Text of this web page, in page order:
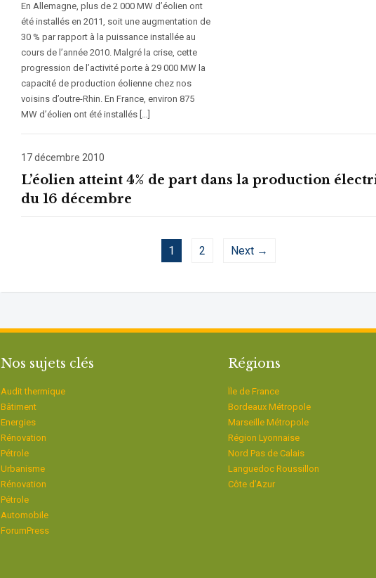
En Allemagne, plus de 2 000 MW d’éolien ont
été installés en 2011, soit une augmentation de
30 % par rapport à la puissance installée au
cours de l’année 2010. Malgré la crise, cette
progression de l’activité porte à 29 000 MW la
capacité de production éolienne chez nos
voisins d’outre-Rhin. En France, environ 875
MW d’éolien ont été installés […]
17 décembre 2010
L’éolien atteint 4% de part dans la production
du 16 décembre
1 2 Next →
Nos sujets clés
Audit thermique
Bâtiment
Energies
Rénovation
Pétrole
Urbanisme
Rénovation
Pétrole
Automobile
ForumPress
Régions
Ïle de France
Bordeaux Métropole
Marseille Métropole
Région Lyonnaise
Nord Pas de Calais
Languedoc Roussillon
Côte d’Azur